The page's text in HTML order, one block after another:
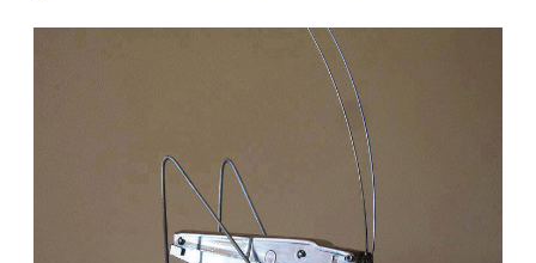
Reglamento